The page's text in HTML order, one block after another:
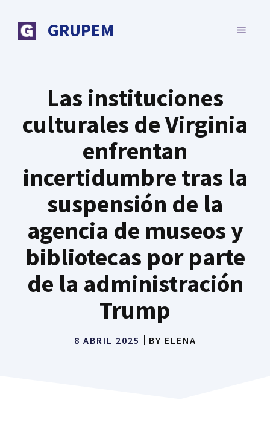
contenido
GRUPEM MENÚ
Las instituciones
culturales de Virginia
enfrentan
incertidumbre tras la
suspensión de la
agencia de museos y
bibliotecas por parte
de la administración
Trump
8 ABRIL 2025 BY ELENA